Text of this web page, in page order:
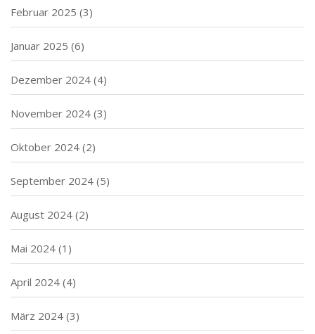
Februar 2025 (3)
Januar 2025 (6)
Dezember 2024 (4)
November 2024 (3)
Oktober 2024 (2)
September 2024 (5)
August 2024 (2)
Mai 2024 (1)
April 2024 (4)
März 2024 (3)